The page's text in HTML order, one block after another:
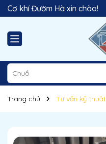
Cơ khí Đườm Hà xin chào!
Trang chủ Tư vấn kỹ thuật